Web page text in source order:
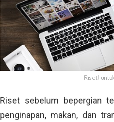
Riset!
Riset sebelum bepergian
penginapan, makan, dan